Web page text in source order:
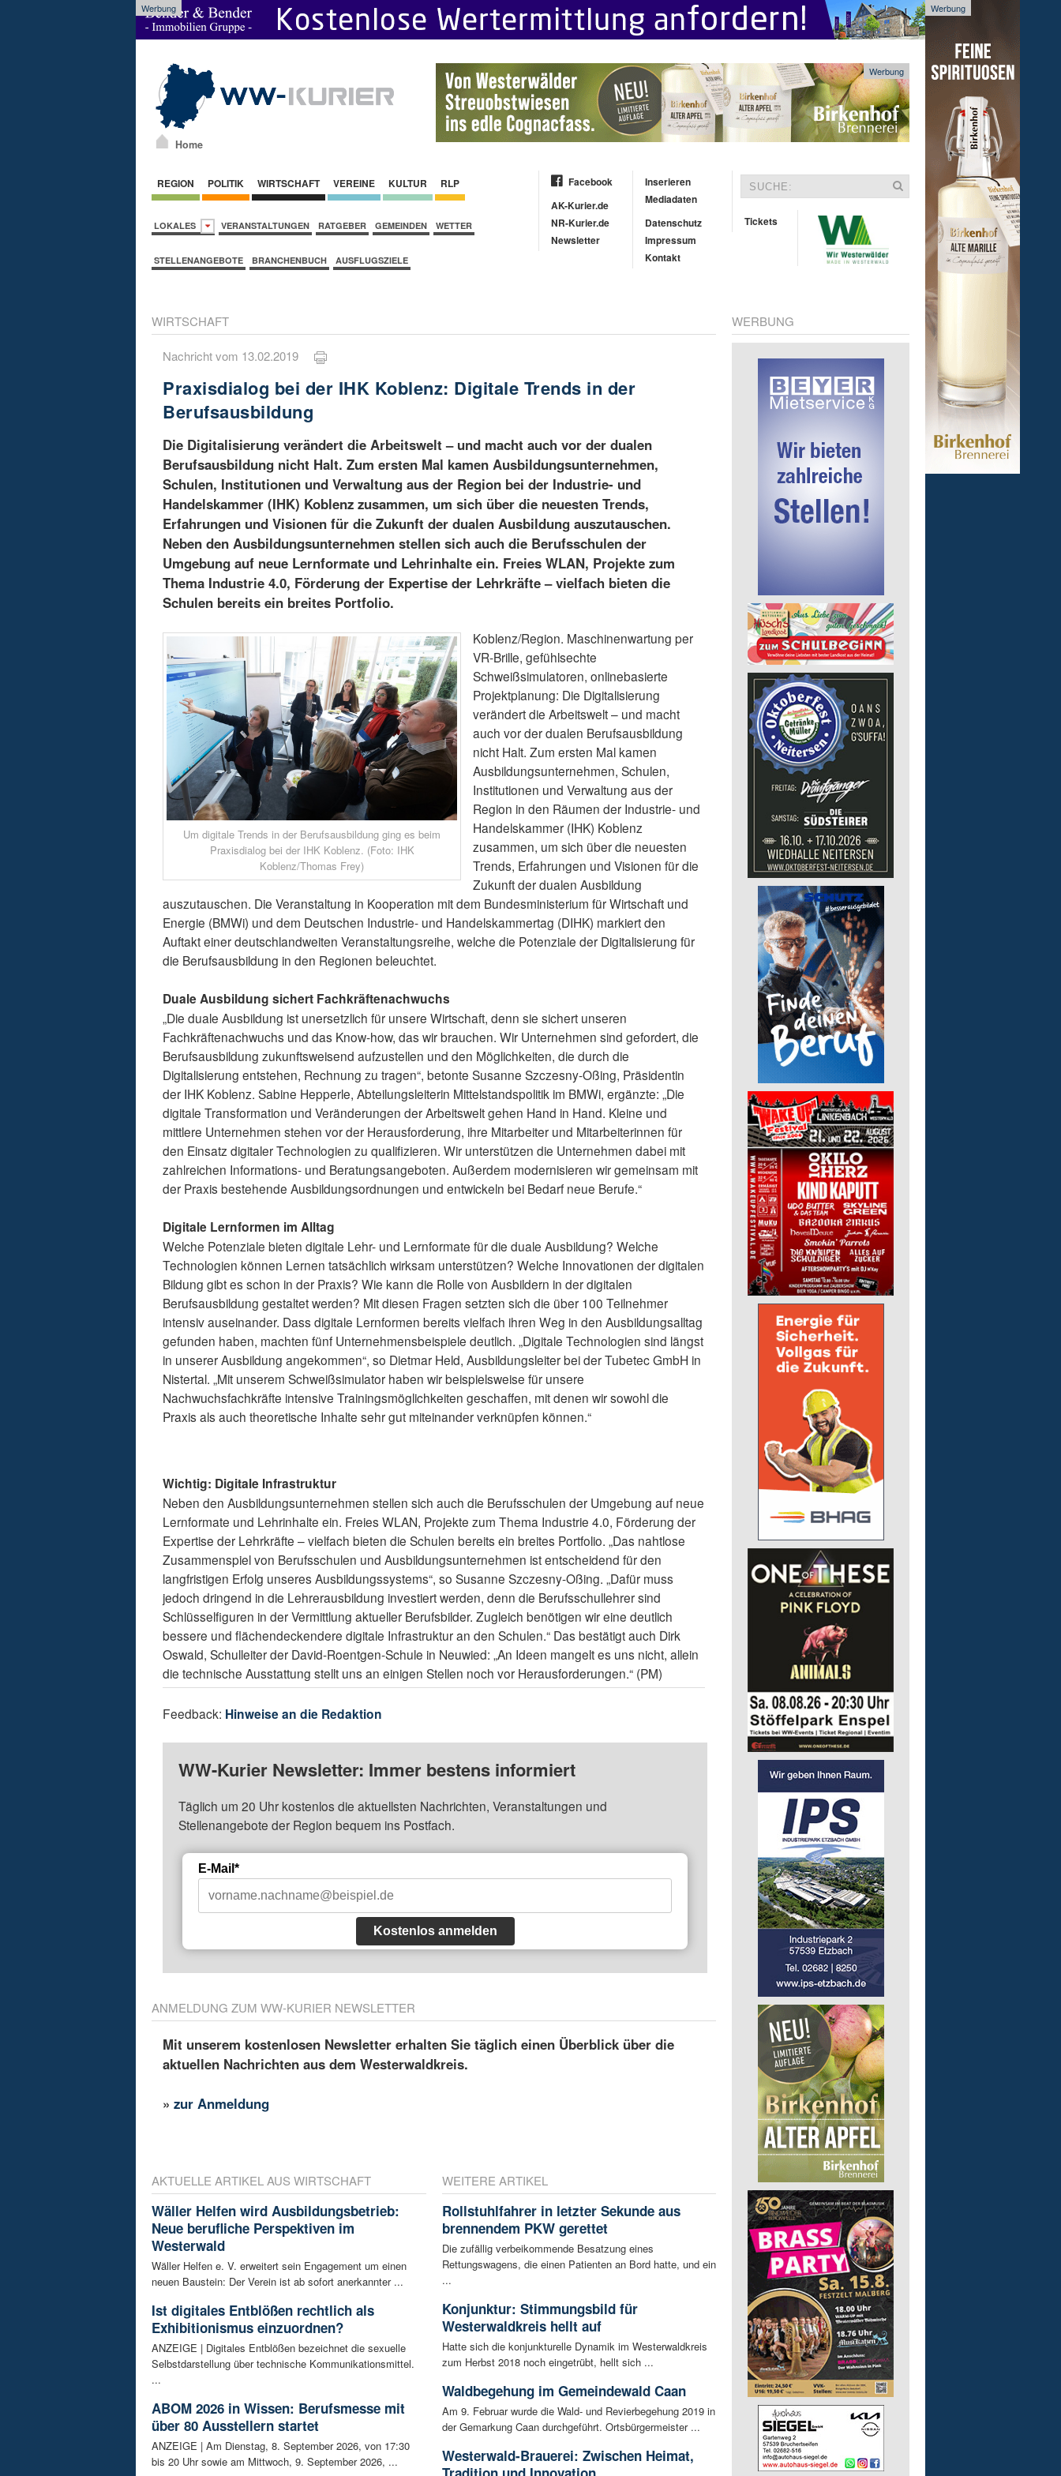
Werbung Werbung
Home
Werbung
REGION POLITIK WIRTSCHAFT VEREINE KULTUR RLP
LOKALES VERANSTALTUNGEN RATGEBER GEMEINDEN WETTER
STELLENANGEBOTE BRANCHENBUCH AUSFLUGSZIELE
Facebook
AK-Kurier.de
NR-Kurier.de
Newsletter
Inserieren
Mediadaten
Datenschutz
Impressum
Kontakt
Tickets
WIRTSCHAFT
Nachricht vom 13.02.2019
Praxisdialog bei der IHK Koblenz: Digitale Trends in der
Berufsausbildung
Die Digitalisierung verändert die Arbeitswelt – und macht auch vor der dualen
Berufsausbildung nicht Halt. Zum ersten Mal kamen Ausbildungsunternehmen,
Schulen, Institutionen und Verwaltung aus der Region bei der Industrie- und
Handelskammer (IHK) Koblenz zusammen, um sich über die neuesten Trends,
Erfahrungen und Visionen für die Zukunft der dualen Ausbildung auszutauschen.
Neben den Ausbildungsunternehmen stellen sich auch die Berufsschulen der
Umgebung auf neue Lernformate und Lehrinhalte ein. Freies WLAN, Projekte zum
Thema Industrie 4.0, Förderung der Expertise der Lehrkräfte – vielfach bieten die
Schulen bereits ein breites Portfolio.
Um digitale Trends in der Berufsausbildung ging es beim
Praxisdialog bei der IHK Koblenz. (Foto: IHK
Koblenz/Thomas Frey)
Koblenz/Region. Maschinenwartung per
VR-Brille, gefühlsechte
Schweißsimulatoren, onlinebasierte
Projektplanung: Die Digitalisierung
verändert die Arbeitswelt – und macht
auch vor der dualen Berufsausbildung
nicht Halt. Zum ersten Mal kamen
Ausbildungsunternehmen, Schulen,
Institutionen und Verwaltung aus der
Region in den Räumen der Industrie- und
Handelskammer (IHK) Koblenz
zusammen, um sich über die neuesten
Trends, Erfahrungen und Visionen für die
Zukunft der dualen Ausbildung
auszutauschen. Die Veranstaltung in Kooperation mit dem Bundesministerium für Wirtschaft und
Energie (BMWi) und dem Deutschen Industrie- und Handelskammertag (DIHK) markiert den
Auftakt einer deutschlandweiten Veranstaltungsreihe, welche die Potenziale der Digitalisierung für
die Berufsausbildung in den Regionen beleuchtet.
Duale Ausbildung sichert Fachkräftenachwuchs
„Die duale Ausbildung ist unersetzlich für unsere Wirtschaft, denn sie sichert unseren
Fachkräftenachwuchs und das Know-how, das wir brauchen. Wir Unternehmen sind gefordert, die
Berufsausbildung zukunftsweisend aufzustellen und den Möglichkeiten, die durch die
Digitalisierung entstehen, Rechnung zu tragen“, betonte Susanne Szczesny-Oßing, Präsidentin
der IHK Koblenz. Sabine Hepperle, Abteilungsleiterin Mittelstandspolitik im BMWi, ergänzte: „Die
digitale Transformation und Veränderungen der Arbeitswelt gehen Hand in Hand. Kleine und
mittlere Unternehmen stehen vor der Herausforderung, ihre Mitarbeiter und Mitarbeiterinnen für
den Einsatz digitaler Technologien zu qualifizieren. Wir unterstützen die Unternehmen dabei mit
zahlreichen Informations- und Beratungsangeboten. Außerdem modernisieren wir gemeinsam mit
der Praxis bestehende Ausbildungsordnungen und entwickeln bei Bedarf neue Berufe.“
Digitale Lernformen im Alltag
Welche Potenziale bieten digitale Lehr- und Lernformate für die duale Ausbildung? Welche
Technologien können Lernen tatsächlich wirksam unterstützen? Welche Innovationen der digitalen
Bildung gibt es schon in der Praxis? Wie kann die Rolle von Ausbildern in der digitalen
Berufsausbildung gestaltet werden? Mit diesen Fragen setzten sich die über 100 Teilnehmer
intensiv auseinander. Dass digitale Lernformen bereits vielfach ihren Weg in den Ausbildungsalltag
gefunden haben, machten fünf Unternehmensbeispiele deutlich. „Digitale Technologien sind längst
in unserer Ausbildung angekommen“, so Dietmar Held, Ausbildungsleiter bei der Tubetec GmbH in
Nistertal. „Mit unserem Schweißsimulator haben wir beispielsweise für unsere
Nachwuchsfachkräfte intensive Trainingsmöglichkeiten geschaffen, mit denen wir sowohl die
Praxis als auch theoretische Inhalte sehr gut miteinander verknüpfen können.“
Wichtig: Digitale Infrastruktur
Neben den Ausbildungsunternehmen stellen sich auch die Berufsschulen der Umgebung auf neue
Lernformate und Lehrinhalte ein. Freies WLAN, Projekte zum Thema Industrie 4.0, Förderung der
Expertise der Lehrkräfte – vielfach bieten die Schulen bereits ein breites Portfolio. „Das nahtlose
Zusammenspiel von Berufsschulen und Ausbildungsunternehmen ist entscheidend für den
langfristigen Erfolg unseres Ausbildungssystems“, so Susanne Szczesny-Oßing. „Dafür muss
jedoch dringend in die Lehrerausbildung investiert werden, denn die Berufsschullehrer sind
Schlüsselfiguren in der Vermittlung aktueller Berufsbilder. Zugleich benötigen wir eine deutlich
bessere und flächendeckendere digitale Infrastruktur an den Schulen.“ Das bestätigt auch Dirk
Oswald, Schulleiter der David-Roentgen-Schule in Neuwied: „An Ideen mangelt es uns nicht, allein
die technische Ausstattung stellt uns an einigen Stellen noch vor Herausforderungen.“ (PM)
Feedback: Hinweise an die Redaktion
WW-Kurier Newsletter: Immer bestens informiert
Täglich um 20 Uhr kostenlos die aktuellsten Nachrichten, Veranstaltungen und
Stellenangebote der Region bequem ins Postfach.
E-Mail*
Kostenlos anmelden
ANMELDUNG ZUM WW-KURIER NEWSLETTER
Mit unserem kostenlosen Newsletter erhalten Sie täglich einen Überblick über die
aktuellen Nachrichten aus dem Westerwaldkreis.
»zur Anmeldung
AKTUELLE ARTIKEL AUS WIRTSCHAFT
Wäller Helfen wird Ausbildungsbetrieb:
Neue berufliche Perspektiven im
Westerwald
Wäller Helfen e. V. erweitert sein Engagement um einen
neuen Baustein: Der Verein ist ab sofort anerkannter ...
Ist digitales Entblößen rechtlich als
Exhibitionismus einzuordnen?
ANZEIGE | Digitales Entblößen bezeichnet die sexuelle
Selbstdarstellung über technische Kommunikationsmittel.
...
ABOM 2026 in Wissen: Berufsmesse mit
über 80 Ausstellern startet
ANZEIGE | Am Dienstag, 8. September 2026, von 17:30
bis 20 Uhr sowie am Mittwoch, 9. September 2026, ...
WEITERE ARTIKEL
Rollstuhlfahrer in letzter Sekunde aus
brennendem PKW gerettet
Die zufällig verbeikommende Besatzung eines
Rettungswagens, die einen Patienten an Bord hatte, und ein
...
Konjunktur: Stimmungsbild für
Westerwaldkreis hellt auf
Hatte sich die konjunkturelle Dynamik im Westerwaldkreis
zum Herbst 2018 noch eingetrübt, hellt sich ...
Waldbegehung im Gemeindewald Caan
Am 9. Februar wurde die Wald- und Revierbegehung 2019 in
der Gemarkung Caan durchgeführt. Ortsbürgermeister ...
Westerwald-Brauerei: Zwischen Heimat,
WERBUNG